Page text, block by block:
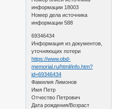
информации 18003
Номер дела источника
информации 588
69346434
Информация из документов,
уточняющих потери
https://www.obd-
memorial.ru/html/info.htm?
id=69346434
Фамилия Лимонов
Имя Петр
Отчество Петрович
Дата рождения/Возраст